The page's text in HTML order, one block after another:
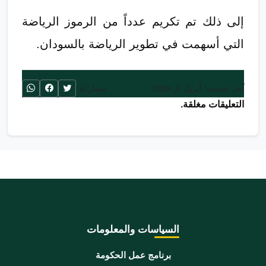
إلى ذلك تم تكريم عدداً من الرموز الرياضة
التي أسهمت في تطوير الرياضة بالسودان.
التعليقات مغلقة.
السياسات والمعلومات
برنامج عمل الحكومة